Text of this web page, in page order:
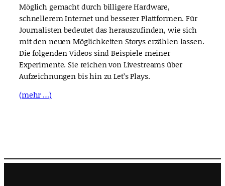
Möglich gemacht durch billigere Hardware,
schnellerem Internet und besserer Plattformen. Für
Journalisten bedeutet das herauszufinden, wie sich
mit den neuen Möglichkeiten Storys erzählen lassen.
Die folgenden Videos sind Beispiele meiner
Experimente. Sie reichen von Livestreams über
Aufzeichnungen bis hin zu Let’s Plays.
(mehr …)